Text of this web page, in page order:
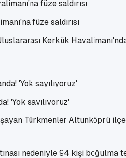
füze saldırısı
Kerkük
'Yok sayılıyoruz'
Türkmenler Altunköprü